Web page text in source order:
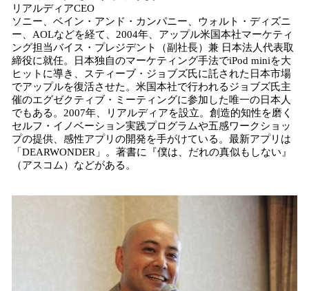
リアルディアCEO
ソニー、ベイン・アンド・カンパニー、ウォルト・ディズニ
ー、AOLなどを経て、2004年、アップル米国本社マーケティ
ング担当バイス・プレジデント（副社長）兼 日本法人代表取
締役に就任。日本独自のマーケティング手法でiPod miniを大
ヒットに導き、スティーブ・ジョブズ氏に託された日本市場
でアップルを復活させた。米国本社で行われるジョブズ氏主
催のエグゼクティブ・ミーティングに参加した唯一の日本人
でもある。2007年、リアルディアを設立。創造的知性を磨く
セルフ・イノベーション実践プログラムや五感ワークショッ
プの提供、感性アプリの開発を手がけている。最新アプリは
「DEARWONDER」。著書に『僕は、だれの真似もしない』
（アスコム）などがある。